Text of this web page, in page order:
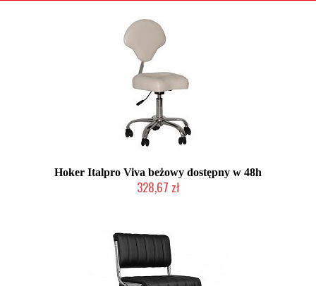
Hoker Italpro Viva beżowy dostępny w 48h
328,67 zł